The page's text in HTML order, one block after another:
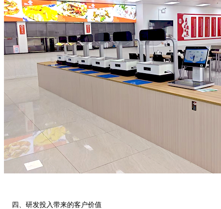
四、研发投入带来的客户价值